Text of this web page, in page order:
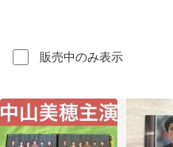
販売中のみ表示